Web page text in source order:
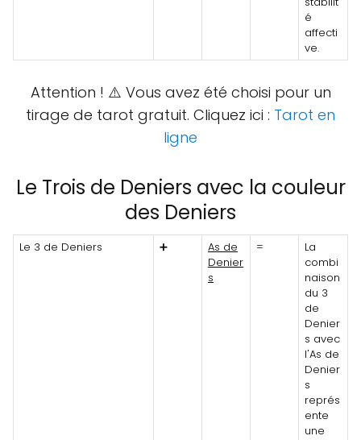
é
affecti
ve.
Attention ! ⚠️ Vous avez été choisi pour un
tirage de tarot gratuit. Cliquez ici : Tarot en
ligne
Le Trois de Deniers avec la couleur
des Deniers
Le 3 de Deniers ➕
As de
Denier
s
=
La
combi
naison
du 3
de
Denier
s avec
l'As de
Denier
s
représ
ente
une